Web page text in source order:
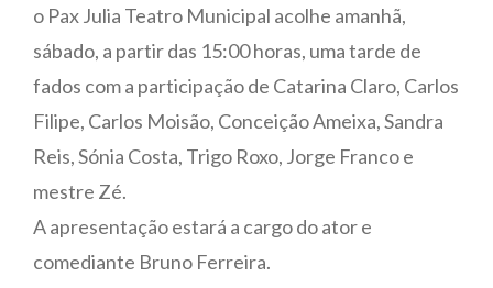
o Pax Julia Teatro Municipal acolhe amanhã,
sábado, a partir das 15:00 horas, uma tarde de
fados com a participação de Catarina Claro, Carlos
Filipe, Carlos Moisão, Conceição Ameixa, Sandra
Reis, Sónia Costa, Trigo Roxo, Jorge Franco e
mestre Zé.
A apresentação estará a cargo do ator e
comediante Bruno Ferreira.